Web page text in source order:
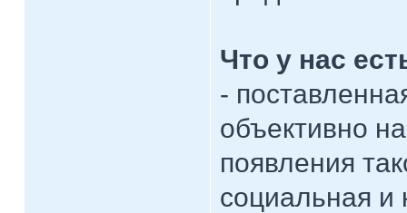
Что у нас
-
объективно
появления
социальная и